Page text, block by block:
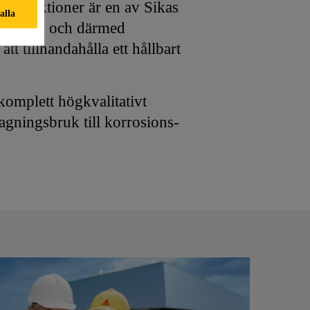
är en av Sikas
och därmed
tillhandahålla ett hållbart
högkvalitativt
till korrosions-